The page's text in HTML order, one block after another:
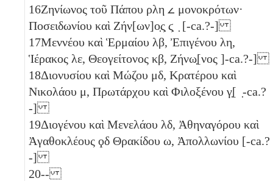
16Ζηνίωνος τοῦ Πάπου ρλη 𐅵 μονοκρότων·
Ποσειδωνίου καὶ Ζήν[ων]ο̣ς̣ ϛ̣ ̣ [-ca.?-]
17Μεννέου καὶ Ἑρμαίου λβ, Ἐπιγένου λη,
Ἱέρακος λε, Θεογείτονος κβ, Ζήνω̣[νος ]-ca.?-]
18Διονυσίου καὶ Μώζου μδ, Κρατέρου καὶ
Νικολάου μ, Πρωτάρχου καὶ Φιλοξένου γ̣[ ̣-ca.?
-]
19Διογένου καὶ Μενελάου λδ, Ἀθηναγόρου καὶ
Ἀγαθοκλέους ϙδ Θρακίδου ω, Ἀπολλωνίου [-ca.?
-]
20--